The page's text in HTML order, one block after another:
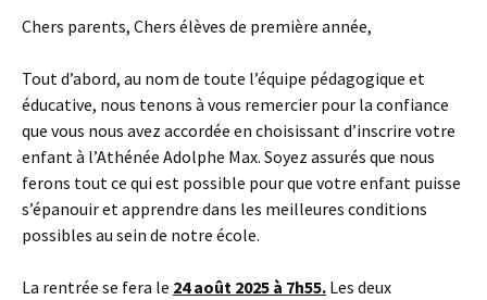
Chers parents, Chers élèves de première année,
Tout d’abord, au nom de toute l’équipe pédagogique et
éducative, nous tenons à vous remercier pour la confiance
que vous nous avez accordée en choisissant d’inscrire votre
enfant à l’Athénée Adolphe Max. Soyez assurés que nous
ferons tout ce qui est possible pour que votre enfant puisse
s’épanouir et apprendre dans les meilleures conditions
possibles au sein de notre école.
La rentrée se fera le 24 août 2025 à 7h55. Les deux